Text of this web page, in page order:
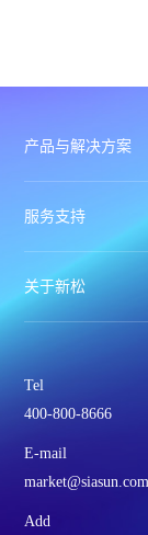
产品与解决方案
服务支持
关于新松
Tel
400-800-8666
E-mail
market@siasun.com
Add